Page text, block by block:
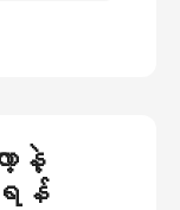
ာ့နဲ့
ရန်